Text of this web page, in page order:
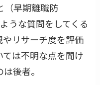
（早期離職防
うな質問をしてくる
リサーチ度を評価
は不明な点を聞け
後者。